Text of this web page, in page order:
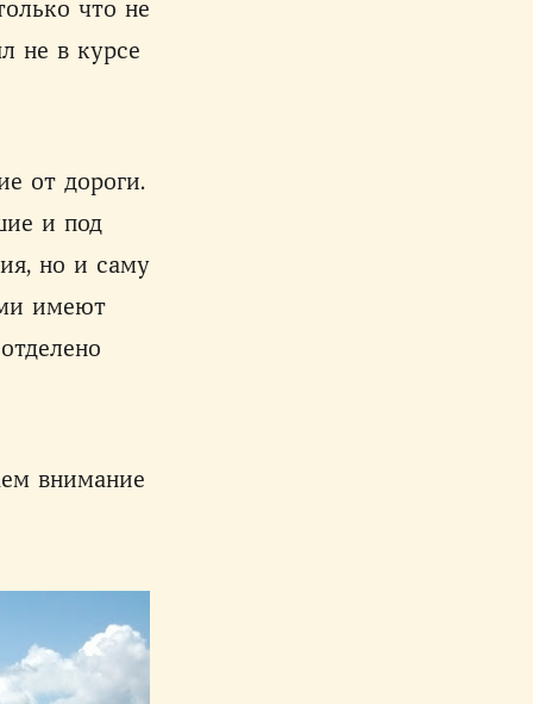
что не
не в курсе
от дороги.
и под
но и саму
имеют
внимание